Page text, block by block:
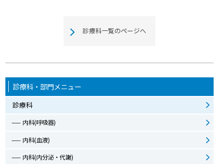
診療科一覧のページへ
診療科・部門メニュー
診療科
内科(呼吸器)
内科(血液)
内科(内分泌・代謝)